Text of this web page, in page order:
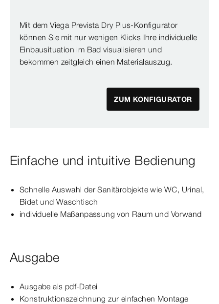
Mit dem Viega Prevista Dry Plus-Konfigurator
können Sie mit nur wenigen Klicks Ihre individuelle
Einbausituation im Bad visualisieren und
bekommen zeitgleich einen Materialauszug.
ZUM KONFIGURATOR
Einfache und intuitive Bedienung
Schnelle Auswahl der Sanitärobjekte wie WC, Urinal,
Bidet und Waschtisch
individuelle Maßanpassung von Raum und Vorwand
Ausgabe
Ausgabe als pdf-Datei
Konstruktionszeichnung zur einfachen Montage